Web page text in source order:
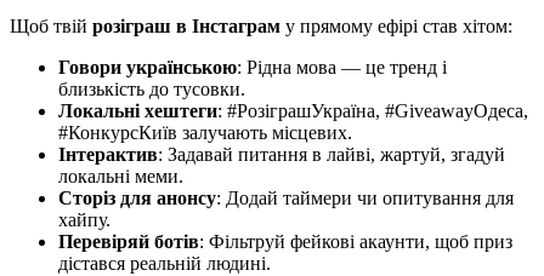
Щоб твій розіграш в Інстаграм у прямому ефірі став хітом:
Говори українською: Рідна мова — це тренд і
близькість до тусовки.
Локальні хештеги: #РозіграшУкраїна, #GiveawayОдеса,
#КонкурсКиїв залучають місцевих.
Інтерактив: Задавай питання в лайві, жартуй, згадуй
локальні меми.
Сторіз для анонсу: Додай таймери чи опитування для
хайпу.
Перевіряй ботів: Фільтруй фейкові акаунти, щоб приз
дістався реальній людині.